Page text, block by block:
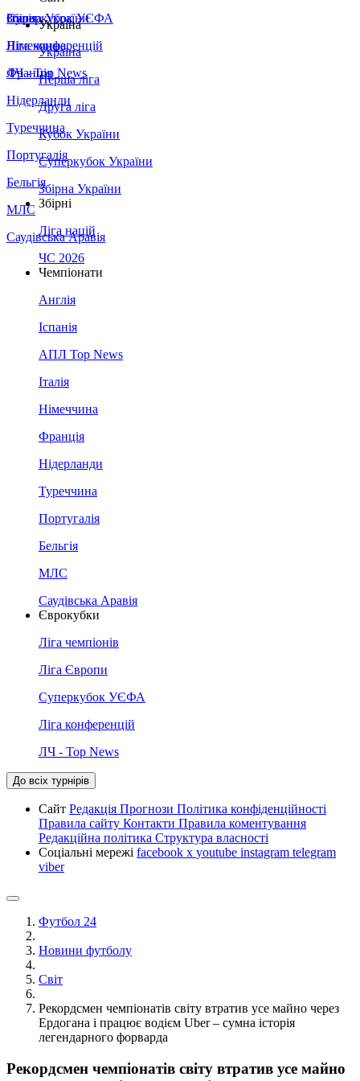
Збірна України
Італія
Німеччина
Франція
Нідерланди
Туреччина
Португалія
Бельгія
МЛС
Саудівська Аравія
Суперкубок УЄФА
Ліга конференцій
ЛЧ - Top News
Україна
Україна
Перша ліга
Друга ліга
Кубок України
Суперкубок України
Збірна України
Збірні
Ліга націй
ЧС 2026
Чемпіонати
Англія
Іспанія
АПЛ Top News
Італія
Німеччина
Франція
Нідерланди
Туреччина
Португалія
Бельгія
МЛС
Саудівська Аравія
Єврокубки
Ліга чемпіонів
Ліга Європи
Суперкубок УЄФА
Ліга конференцій
ЛЧ - Top News
До всіх турнірів
Сайт Редакція Прогнози Політика конфіденційності
Правила сайту Контакти Правила коментування
Редакційна політика Структура власності
Соціальні мережі facebook x youtube instagram telegram
viber
Футбол 24
Новини футболу
Світ
Рекордсмен чемпіонатів світу втратив усе майно через
Ердогана і працює водієм Uber – сумна історія
легендарного форварда
Рекордсмен чемпіонатів світу втратив усе майно